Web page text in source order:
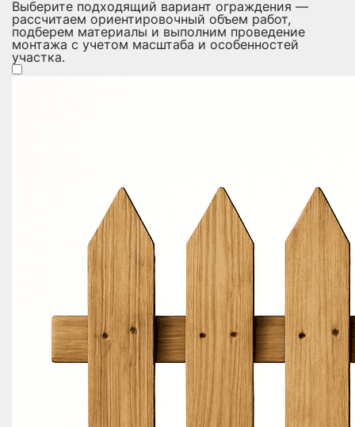
Выберите подходящий вариант ограждения —
рассчитаем ориентировочный объем работ,
подберем материалы и выполним проведение
монтажа с учетом масштаба и особенностей
участка.